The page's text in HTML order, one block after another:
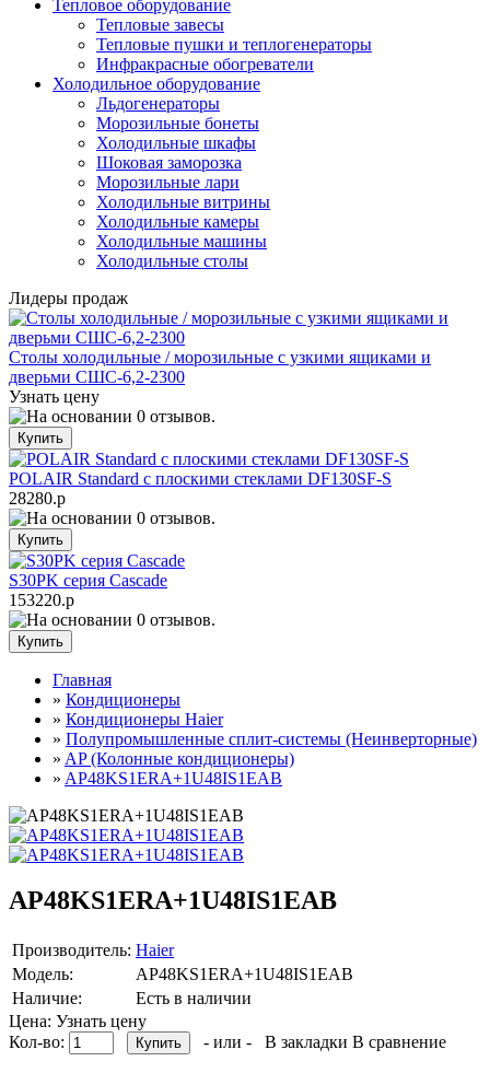
Тепловое оборудование
Тепловые завесы
Тепловые пушки и теплогенераторы
Инфракрасные обогреватели
Холодильное оборудование
Льдогенераторы
Морозильные бонеты
Холодильные шкафы
Шоковая заморозка
Морозильные лари
Холодильные витрины
Холодильные камеры
Холодильные машины
Холодильные столы
Лидеры продаж
Столы холодильные / морозильные с узкими ящиками и
дверьми СШС-6,2-2300
Узнать цену
POLAIR Standard с плоскими стеклами DF130SF-S
28280.р
S30PK серия Cascade
153220.р
Главная
» Кондиционеры
» Кондиционеры Haier
» Полупромышленные сплит-системы (Неинверторные)
» AP (Колонные кондиционеры)
» AP48KS1ERA+1U48IS1EAB
AP48KS1ERA+1U48IS1EAB
Производитель: Haier
Модель:
AP48KS1ERA+1U48IS1EAB
Наличие:
Есть в наличии
Цена: Узнать цену
Кол-во:
- или - В закладки В сравнение